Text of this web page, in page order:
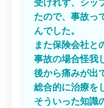
たので、事故っ
んでした。
また保険会社と
事故の場合怪我
後から痛みが出
総合的に治療を
そういった知識